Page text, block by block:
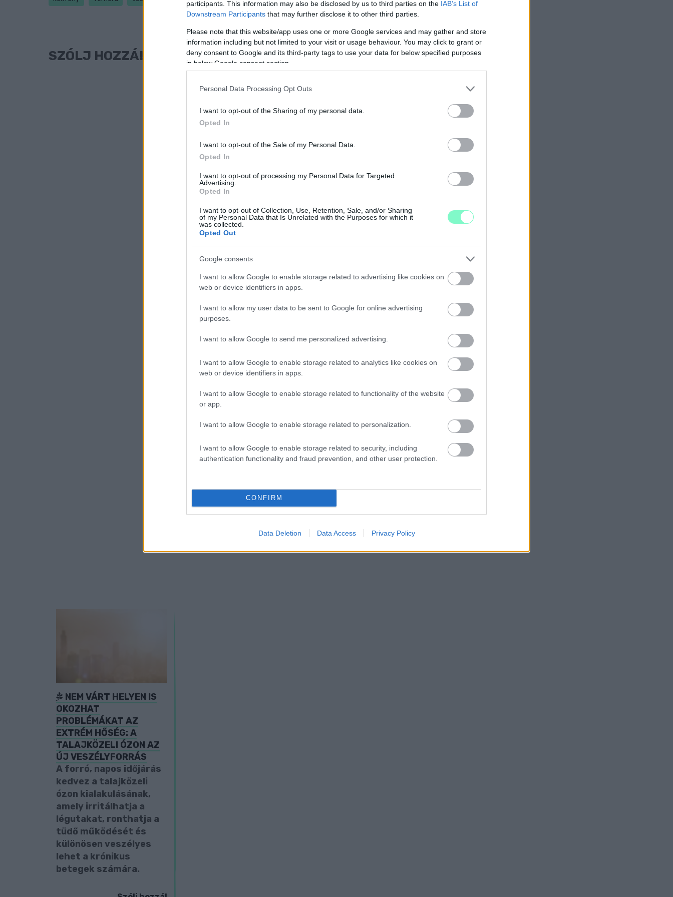
participants. This information may also be disclosed by us to third parties on the IAB’s List of
Downstream Participants that may further disclose it to other third parties.
Please note that this website/app uses one or more Google services and may gather and store
information including but not limited to your visit or usage behaviour. You may click to grant or
deny consent to Google and its third-party tags to use your data for below specified purposes
in below Google consent section.
Personal Data Processing Opt Outs
I want to opt-out of the Sharing of my personal data.
Opted In
I want to opt-out of the Sale of my Personal Data.
Opted In
I want to opt-out of processing my Personal Data for Targeted
Advertising.
Opted In
I want to opt-out of Collection, Use, Retention, Sale, and/or Sharing
of my Personal Data that Is Unrelated with the Purposes for which it
was collected.
Opted Out
Google consents
I want to allow Google to enable storage related to advertising like cookies on
web or device identifiers in apps.
I want to allow my user data to be sent to Google for online advertising
purposes.
I want to allow Google to send me personalized advertising.
I want to allow Google to enable storage related to analytics like cookies on
web or device identifiers in apps.
I want to allow Google to enable storage related to functionality of the website
or app.
I want to allow Google to enable storage related to personalization.
I want to allow Google to enable storage related to security, including
authentication functionality and fraud prevention, and other user protection.
CONFIRM
Data Deletion Data Access Privacy Policy
SZÓLJ HOZZÁ!
NEM VÁRT HELYEN IS
OKOZHAT
PROBLÉMÁKAT AZ
EXTRÉM HŐSÉG: A
TALAJKÖZELI ÓZON AZ
ÚJ VESZÉLYFORRÁS
A forró, napos időjárás
kedvez a talajközeli
ózon kialakulásának,
amely irritálhatja a
légutakat, ronthatja a
tüdő működését és
különösen veszélyes
lehet a krónikus
betegek számára.